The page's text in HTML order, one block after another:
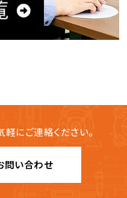
軽にご連絡ください。
問い合わせ